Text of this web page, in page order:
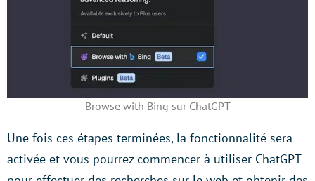
Browse with Bing sur ChatGPT
Une fois ces étapes terminées, la fonctionnalité sera
activée et vous pourrez commencer à utiliser ChatGPT